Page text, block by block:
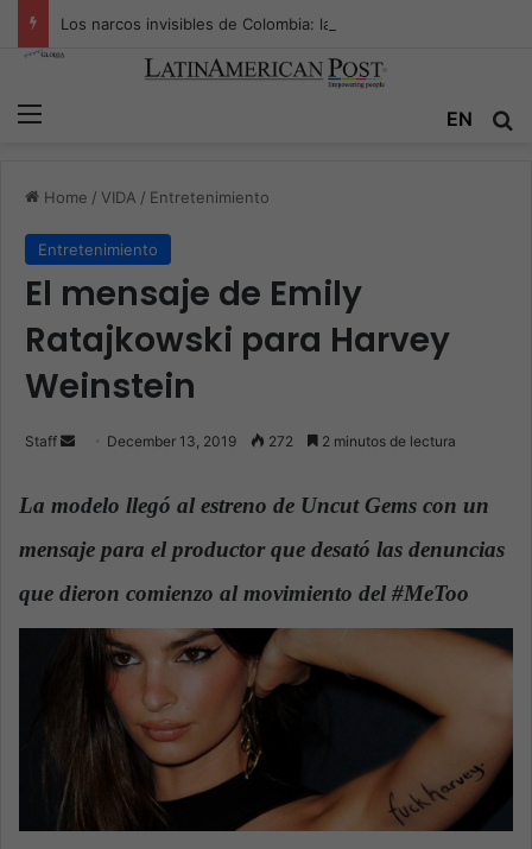
EN
Home / VIDA / Entretenimiento
Entretenimiento
El mensaje de Emily
Ratajkowski para Harvey
Weinstein
Staff
n
a
n
December 13, 2019 272 2 minutos de lectura
La modelo llegó al estreno de Uncut Gems con un
mensaje para el productor que desató las denuncias
que dieron comienzo al movimiento del #MeToo